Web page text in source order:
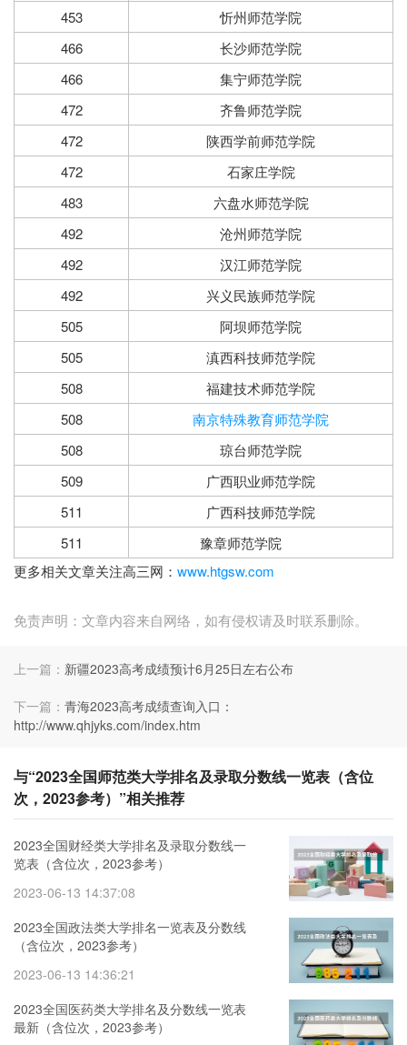
453
忻州师范学院
466
长沙师范学院
466
集宁师范学院
472
齐鲁师范学院
472
陕西学前师范学院
472
石家庄学院
483
六盘水师范学院
492
沧州师范学院
492
汉江师范学院
492
兴义民族师范学院
505
阿坝师范学院
505
滇西科技师范学院
508
福建技术师范学院
508
南京特殊教育师范学院
508
琼台师范学院
509
广西职业师范学院
511
广西科技师范学院
511
豫章师范学院
更多相关文章关注高三网： www.htgsw.com
免责声明：文章内容来自网络，如有侵权请及时联系删除。
上一篇： 新疆2023高考成绩预计6月25日左右公布
下一篇： 青海2023高考成绩查询入口：
http://www.qhjyks.com/index.htm
与“2023全国师范类大学排名及录取分数线一览表（含位
次，2023参考）”相关推荐
2023全国财经类大学排名及录取分数线一
览表（含位次，2023参考）
2023-06-13 14:37:08
2023全国政法类大学排名一览表及分数线
（含位次，2023参考）
2023-06-13 14:36:21
2023全国医药类大学排名及分数线一览表
最新（含位次，2023参考）